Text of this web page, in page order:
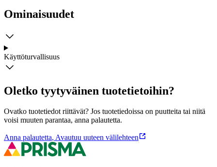
Ominaisuudet
Käyttöturvallisuus
Oletko tyytyväinen tuotetietoihin?
Ovatko tuotetiedot riittävät? Jos tuotetiedoissa on puutteita tai niitä
voisi muuten parantaa, anna palautetta.
Anna palautetta, Avautuu uuteen välilehteen